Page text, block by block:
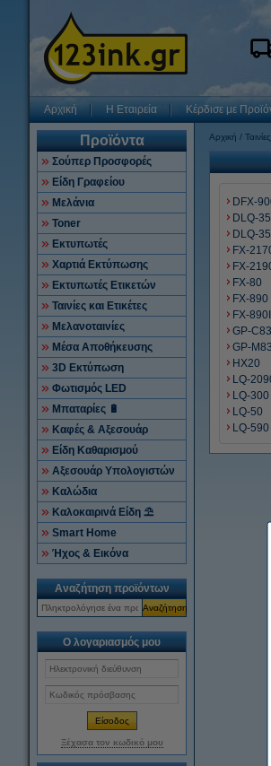
Αρχική Η Εταιρεία Κέρδισε με
Προϊόντα
Σούπερ Προσφορές
Είδη Γραφείου
Μελάνια
Toner
Εκτυπωτές
Χαρτιά Εκτύπωσης
Εκτυπωτές Ετικετών
Ταινίες και Ετικέτες
Μελανοταινίες
Μέσα Αποθήκευσης
3D Εκτύπωση
Φωτισμός LED
Μπαταρίες 🔋
Καφές & Αξεσουάρ
Είδη Καθαρισμού
Αξεσουάρ Υπολογιστών
Καλώδια
Καλοκαιρινά Είδη ⛱
Smart Home
Ήχος & Εικόνα
Αναζήτηση προϊόντων
Αναζήτηση
Ο λογαριασμός μου
Ξέχασα τον κωδικό μου
Αρχική
DFX-
DLQ-
DLQ-
FX-
FX-
FX-80
FX-890
FX-
GP-
GP-
HX20
LQ-
LQ-300
LQ-50
LQ-590